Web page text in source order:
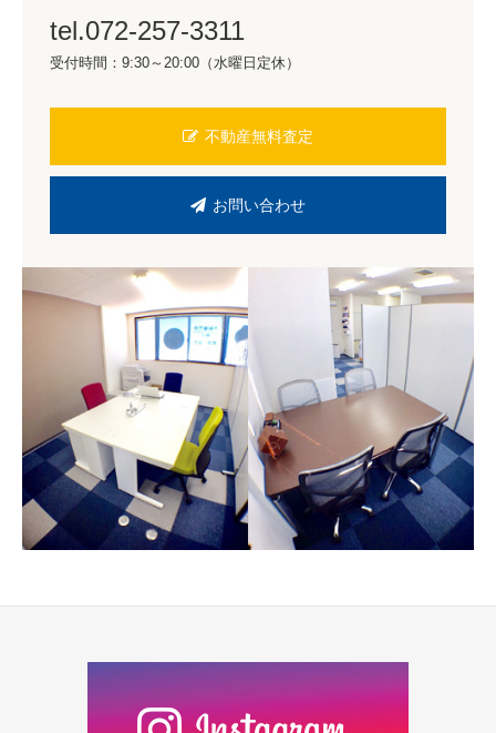
tel.072-257-3311
受付時間：9:30～20:00（水曜日定休）
不動産無料査定
お問い合わせ